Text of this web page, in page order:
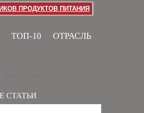
ПРОДУКТОВ ПИТАНИЯ
ТОП-10 ОТРАСЛЬ
СТАТЬИ